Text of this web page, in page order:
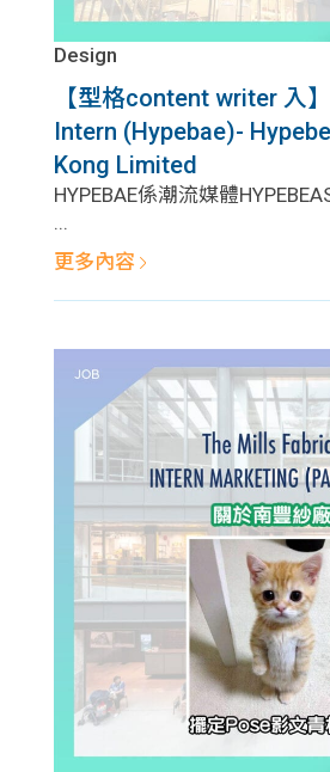
Design
【型格content writer 入
Intern (Hypebae)-
Kong Limited
HYPEBAE係潮流媒體
...
更多內容